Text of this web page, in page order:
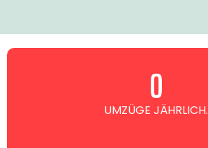
UMZÜGE JÄHRLICH.
0